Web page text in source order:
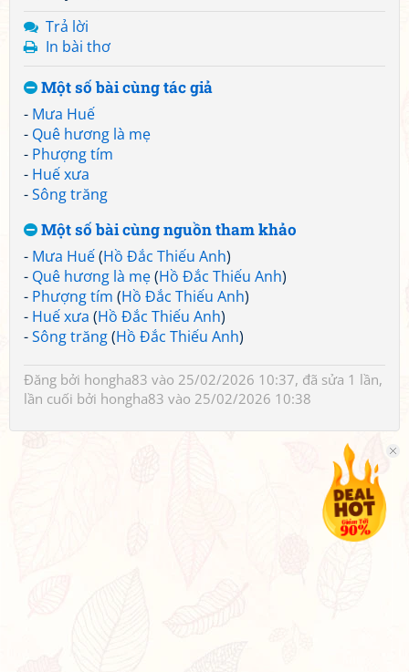
Trả lời
In bài thơ
Một số bài cùng tác giả
- Mưa Huế
- Quê hương là mẹ
- Phượng tím
- Huế xưa
-Sông trăng
Một số bài cùng nguồn tham khảo
- Mưa Huế(Hồ Đắc Thiếu Anh)
- Quê hương là mẹ(Hồ Đắc Thiếu Anh)
- Phượng tím (Hồ Đắc Thiếu Anh)
- Huế xưa (Hồ Đắc Thiếu Anh)
-Sông trăng(Hồ Đắc Thiếu Anh)
Đăng bởi hongha83 vào 25/02/2026 10:37, đã sửa 1 lần,
lần cuối bởi hongha83 vào 25/02/2026 10:38